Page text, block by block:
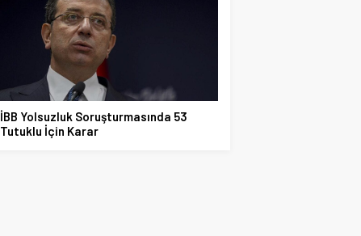
İBB Yolsuzluk Soruşturmasında 53
Tutuklu İçin Karar